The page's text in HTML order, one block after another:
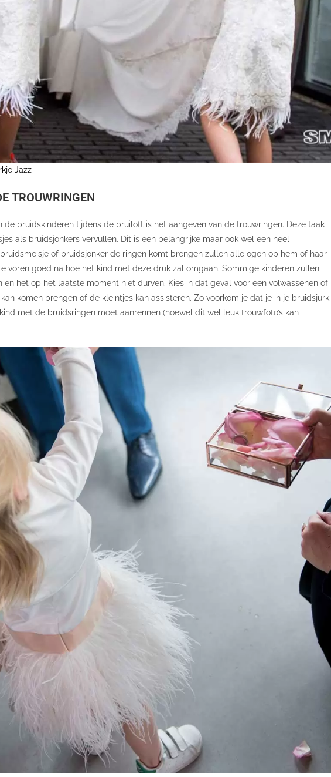
Jazz
TROUWRINGEN
de bruidskinderen tijdens de bruiloft is het aangeven van de trouwringen. Deze taak
als bruidsjonkers vervullen. Dit is een belangrijke maar ook wel een heel
of bruidsjonker de ringen komt brengen zullen alle ogen op hem of haar
voren goed na hoe het kind met deze druk zal omgaan. Sommige kinderen zullen
en het op het laatste moment niet durven. Kies in dat geval voor een volwassenen of
komen brengen of de kleintjes kan assisteren. Zo voorkom je dat je in je bruidsjurk
met de bruidsringen moet aanrennen (hoewel dit wel leuk trouwfoto’s kan